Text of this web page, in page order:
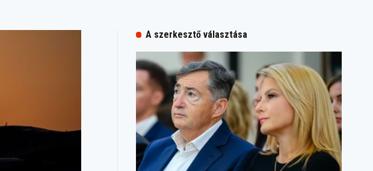
A szerkesztő választása